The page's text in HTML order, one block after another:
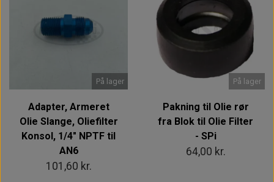
På lager
Adapter, Armeret
Olie Slange, Oliefilter
Konsol, 1/4" NPTF til
AN6
101,60 kr.
På lager
Pakning til Olie rør
fra Blok til Olie Filter
- SPi
64,00 kr.